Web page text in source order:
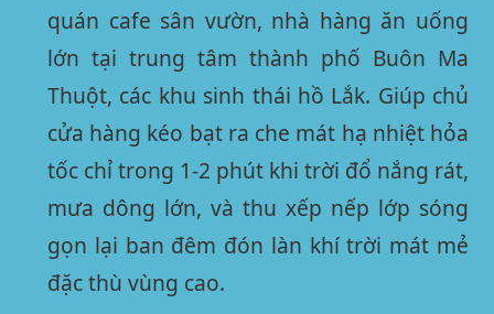
quán cafe sân vườn, nhà hàng ăn uống
lớn tại trung tâm thành phố Buôn Ma
Thuột, các khu sinh thái hồ Lắk. Giúp chủ
cửa hàng kéo bạt ra che mát hạ nhiệt hỏa
tốc chỉ trong 1-2 phút khi trời đổ nắng rát,
mưa dông lớn, và thu xếp nếp lớp sóng
gọn lại ban đêm đón làn khí trời mát mẻ
đặc thù vùng cao.